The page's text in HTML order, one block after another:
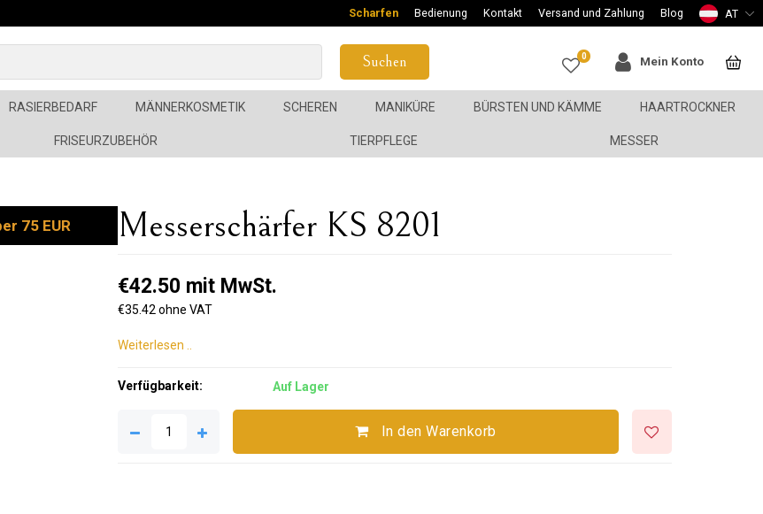
Scharfen Bedienung Kontakt Versand und Zahlung Blog AT
Suchen 0 Mein Konto
RASIERBEDARF MÄNNERKOSMETIK SCHEREN MANIKÜRE BÜRSTEN UND KÄMME HAARTROCKNER
FRISEURZUBEHÖR TIERPFLEGE MESSER
75 EUR Messerschärfer KS 8201
€42.50 mit MwSt.
€35.42 ohne VAT
Weiterlesen ..
Verfügbarkeit: Auf Lager
In den Warenkorb